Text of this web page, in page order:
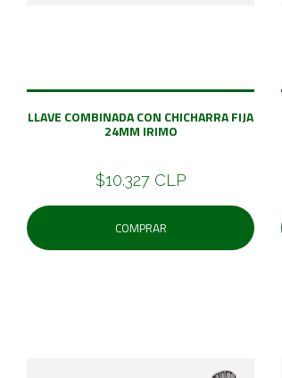
LLAVE COMBINADA CON CHICHARRA FIJA
24MM IRIMO
$10.327 CLP
COMPRAR